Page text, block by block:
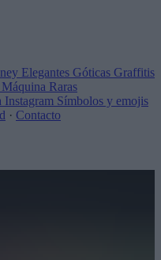
Elegantes Góticas Graffitis
Máquina Raras
Instagram Símbolos y emojis
· Contacto